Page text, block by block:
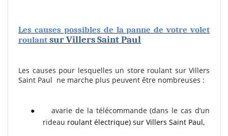
Les causes possibles de la panne de votre volet
roulant sur Villers Saint Paul
Les causes pour lesquelles un store roulant sur Villers
Saint Paul ne marche plus peuvent être nombreuses :
●
avarie de la télécommande (dans le cas d’un
rideau roulant électrique) sur Villers Saint Paul,